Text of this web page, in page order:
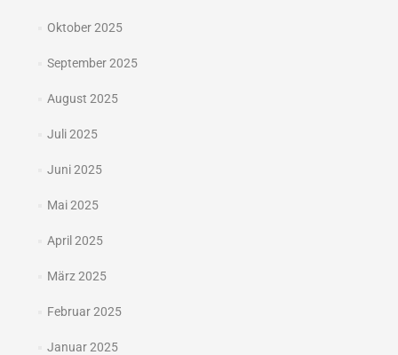
Oktober 2025
September 2025
August 2025
Juli 2025
Juni 2025
Mai 2025
April 2025
März 2025
Februar 2025
Januar 2025